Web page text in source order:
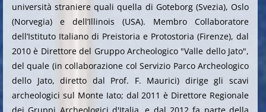
università straniere quali quella di Goteborg (Svezia), Oslo
(Norvegia) e dell’Illinois (USA). Membro Collaboratore
dell’Istituto Italiano di Preistoria e Protostoria (Firenze), dal
2010 è Direttore del Gruppo Archeologico "Valle dello Jato",
del quale (in collaborazione col Servizio Parco Archeologico
dello Jato, diretto dal Prof. F. Maurici) dirige gli scavi
archeologici sul Monte Iato; dal 2011 è Direttore Regionale